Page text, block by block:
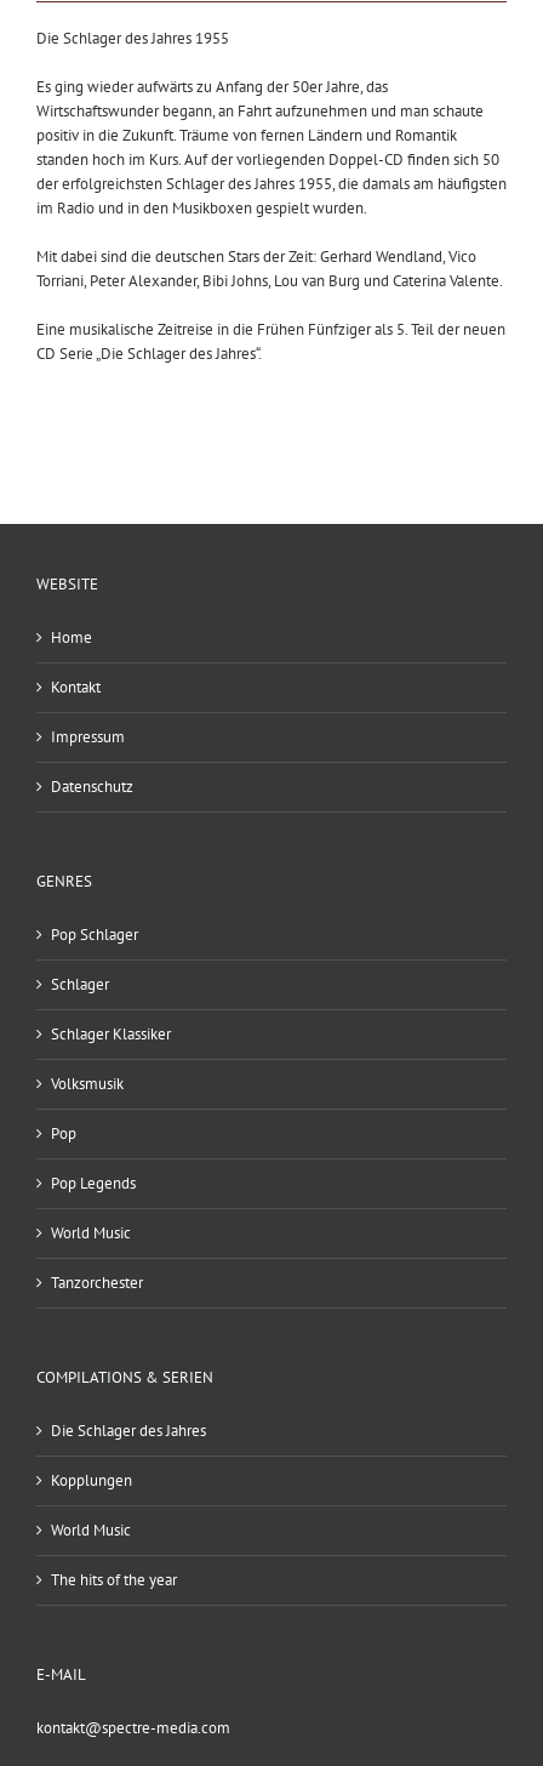
Die Schlager des Jahres 1955
Es ging wieder aufwärts zu Anfang der 50er Jahre, das
Wirtschaftswunder begann, an Fahrt aufzunehmen und man schaute
positiv in die Zukunft. Träume von fernen Ländern und Romantik
standen hoch im Kurs. Auf der vorliegenden Doppel-CD finden sich 50
der erfolgreichsten Schlager des Jahres 1955, die damals am häufigsten
im Radio und in den Musikboxen gespielt wurden.
Mit dabei sind die deutschen Stars der Zeit: Gerhard Wendland, Vico
Torriani, Peter Alexander, Bibi Johns, Lou van Burg und Caterina Valente.
Eine musikalische Zeitreise in die Frühen Fünfziger als 5. Teil der neuen
CD Serie „Die Schlager des Jahres“.
WEBSITE
Home
Kontakt
Impressum
Datenschutz
GENRES
Pop Schlager
Schlager
Schlager Klassiker
Volksmusik
Pop
Pop Legends
World Music
Tanzorchester
COMPILATIONS & SERIEN
Die Schlager des Jahres
Kopplungen
World Music
The hits of the year
E-MAIL
kontakt@spectre-media.com